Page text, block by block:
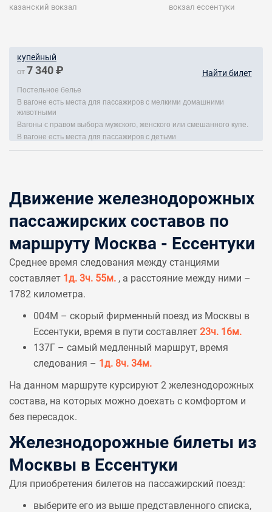
казанский вокзал вокзал ессентуки
купейный
от 7 340 ₽ Найти билет
Постельное белье
В вагоне есть места для пассажиров с мелкими домашними
животными
Вагоны с правом выбора мужского, женского или смешанного купе.
В вагоне есть места для пассажиров с детьми
Движение железнодорожных
пассажирских составов по
маршруту Москва - Ессентуки
Среднее время следования между станциями
составляет 1д. 3ч. 55м. , а расстояние между ними –
1782 километра.
004М – скорый фирменный поезд из Москвы в
Ессентуки, время в пути составляет 23ч. 16м.
137Г – самый медленный маршрут, время
следования – 1д. 8ч. 34м.
На данном маршруте курсируют 2 железнодорожных
состава, на которых можно доехать с комфортом и
без пересадок.
Железнодорожные билеты из
Москвы в Ессентуки
Для приобретения билетов на пассажирский поезд:
выберите его из выше представленного списка,